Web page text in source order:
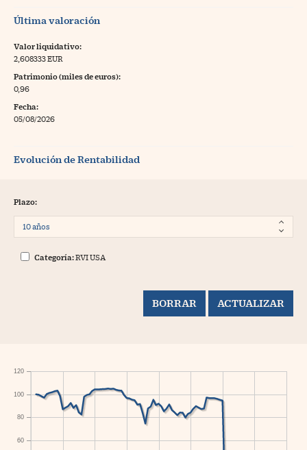
Última valoración
Valor liquidativo:
2,608333 EUR
Patrimonio (miles de euros):
0,96
Fecha:
05/08/2026
Evolución de Rentabilidad
Plazo:
Categoría:RVI USA
60
80
100
120